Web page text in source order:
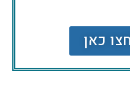
כאן